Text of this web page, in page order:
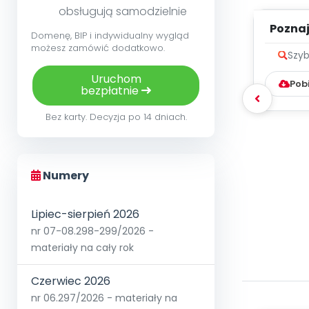
obsługują samodzielnie
Domenę, BIP i indywidualny wygląd
możesz zamówić dodatkowo.
Uruchom
bezpłatnie
Bez karty. Decyzja po 14 dniach.
Numery
Lipiec-sierpień 2026
nr 07-08.298-299/2026 -
materiały na cały rok
Czerwiec 2026
nr 06.297/2026 - materiały na